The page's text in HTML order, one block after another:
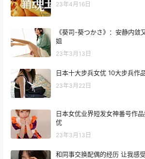
23年4月16日
《葵司-葵つかさ》：安静内敛
姐
23年3月13日
日本十大步兵女优 10大步兵作
23年3月22日
日本女优业界短发女神番号作
优
23年3月13日
和同事交换配偶的经历 让我感